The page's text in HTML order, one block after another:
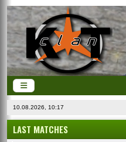
10.08.2026, 10:17
LAST MATCHES